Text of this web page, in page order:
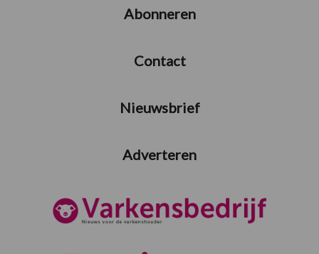
Abonneren
Contact
Nieuwsbrief
Adverteren